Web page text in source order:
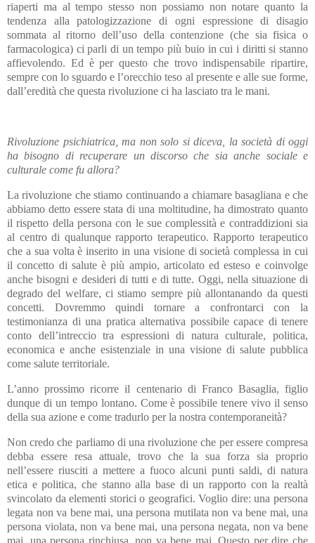
riaperti ma al tempo stesso non possiamo non notare quanto la
tendenza alla patologizzazione di ogni espressione di disagio
sommata al ritorno dell’uso della contenzione (che sia fisica o
farmacologica) ci parli di un tempo più buio in cui i diritti si stanno
affievolendo. Ed è per questo che trovo indispensabile ripartire,
sempre con lo sguardo e l’orecchio teso al presente e alle sue forme,
dall’eredità che questa rivoluzione ci ha lasciato tra le mani.
Rivoluzione psichiatrica, ma non solo si diceva, la società di oggi
ha bisogno di recuperare un discorso che sia anche sociale e
culturale come fu allora?
La rivoluzione che stiamo continuando a chiamare basagliana e che
abbiamo detto essere stata di una moltitudine, ha dimostrato quanto
il rispetto della persona con le sue complessità e contraddizioni sia
al centro di qualunque rapporto terapeutico. Rapporto terapeutico
che a sua volta è inserito in una visione di società complessa in cui
il concetto di salute è più ampio, articolato ed esteso e coinvolge
anche bisogni e desideri di tutti e di tutte. Oggi, nella situazione di
degrado del welfare, ci stiamo sempre più allontanando da questi
concetti. Dovremmo quindi tornare a confrontarci con la
testimonianza di una pratica alternativa possibile capace di tenere
conto dell’intreccio tra espressioni di natura culturale, politica,
economica e anche esistenziale in una visione di salute pubblica
come salute territoriale.
L’anno prossimo ricorre il centenario di Franco Basaglia, figlio
dunque di un tempo lontano. Come è possibile tenere vivo il senso
della sua azione e come tradurlo per la nostra contemporaneità?
Non credo che parliamo di una rivoluzione che per essere compresa
debba essere resa attuale, trovo che la sua forza sia proprio
nell’essere riusciti a mettere a fuoco alcuni punti saldi, di natura
etica e politica, che stanno alla base di un rapporto con la realtà
svincolato da elementi storici o geografici. Voglio dire: una persona
legata non va bene mai, una persona mutilata non va bene mai, una
persona violata, non va bene mai, una persona negata, non va bene
mai, una persona rinchiusa, non va bene mai. Questo per dire che